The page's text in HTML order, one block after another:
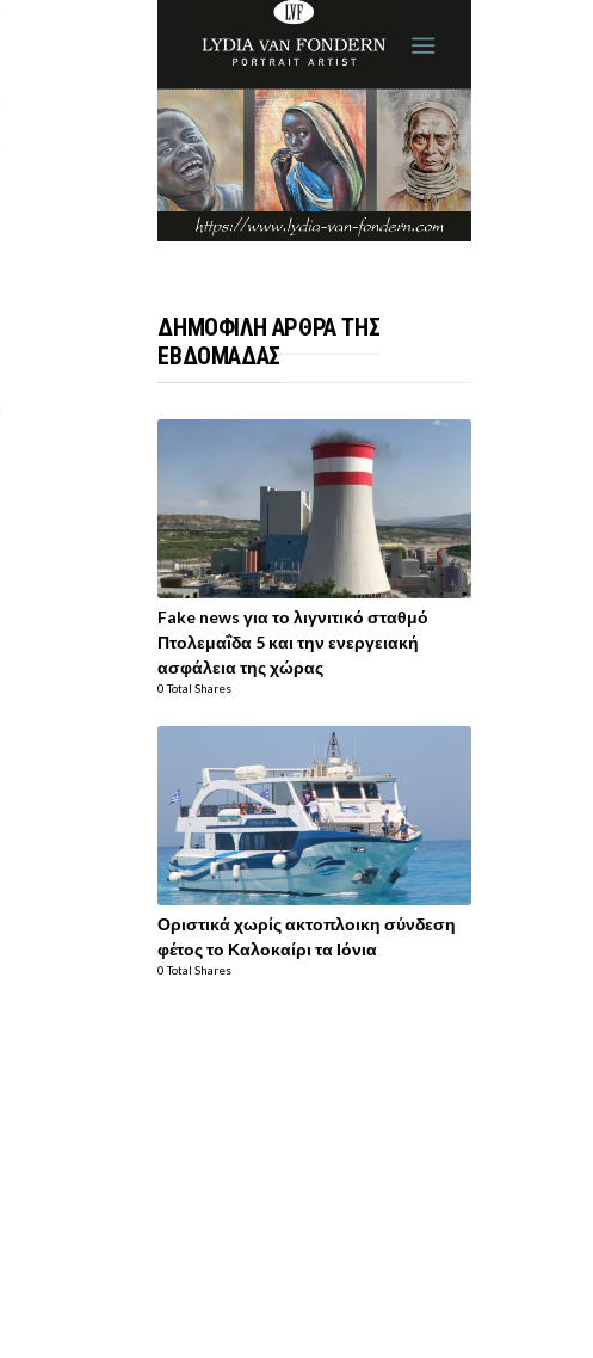
ΔΗΜΟΦΙΛΗ ΑΡΘΡΑ ΤΗΣ
ΕΒΔΟΜΑΔΑΣ
Fake news για το λιγνιτικό σταθμό
Πτολεμαΐδα 5 και την ενεργειακή
ασφάλεια της χώρας
0 Total Shares
Οριστικά χωρίς ακτοπλοικη σύνδεση
φέτος το Καλοκαίρι τα Ιόνια
0 Total Shares